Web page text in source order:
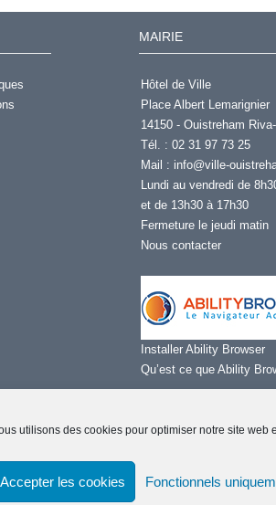
utilisons des cookies pour optimiser notre site web
Accepter les cookies Fonctionnels
MAIRIE
Hôtel de Ville
Place Albert Lemarignier
14150 - Ouistreham
Tél. : 02 31 97 73 25
Mail : info@ville-
Lundi au vendredi de
et de 13h30 à 17h30
Fermeture le jeudi matin
Nous contacter
Installer Ability Browser
Qu’est ce que Ability
2026 - Mentions Légales - Protection de la vie privée/